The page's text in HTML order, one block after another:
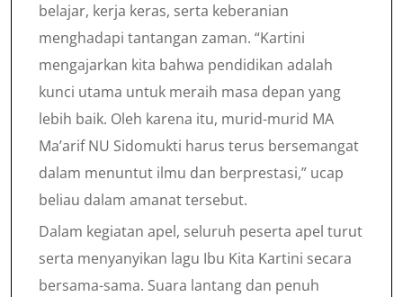
belajar, kerja keras, serta keberanian
menghadapi tantangan zaman. “Kartini
mengajarkan kita bahwa pendidikan adalah
kunci utama untuk meraih masa depan yang
lebih baik. Oleh karena itu, murid-murid MA
Ma’arif NU Sidomukti harus terus bersemangat
dalam menuntut ilmu dan berprestasi,” ucap
beliau dalam amanat tersebut.
Dalam kegiatan apel, seluruh peserta apel turut
serta menyanyikan lagu Ibu Kita Kartini secara
bersama-sama. Suara lantang dan penuh